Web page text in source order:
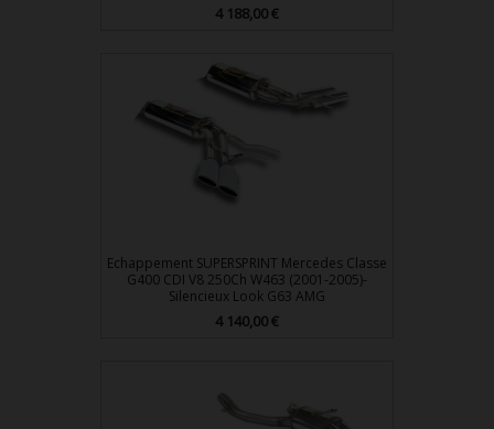
Prix
4 188,00 €
Echappement SUPERSPRINT Mercedes Classe
G400 CDI V8 250Ch W463 (2001-2005)-
Silencieux Look G63 AMG
Prix
4 140,00 €